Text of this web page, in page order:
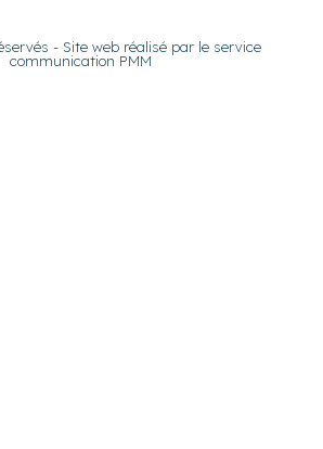
- Site web réalisé par le service
communication PMM